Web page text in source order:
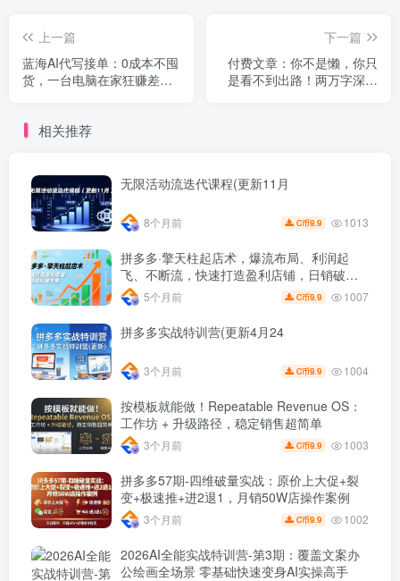
上一篇
蓝海AI代写接单：0成本不囤
货，一台电脑在家狂赚差价
下一篇
付费文章：你不是懒，你只
是看不到出路！两万字深度
相关推荐
无限活动流迭代课程(更新11月
8个月前 C币9.9 1013
拼多多·擎天柱起店术，爆流布局、利润起
飞、不断流，快速打造盈利店铺，日销破千
单(更新5个月前 C币9.9 1007
拼多多实战特训营(更新4月24
3个月前 C币9.9 1004
按模板就能做！Repeatable Revenue OS：
工作坊 + 升级路径，稳定销售超简单
3个月前 C币9.9 1003
拼多多57期-四维破量实战：原价上大促+裂
变+极速推+进2退1，月销50W店操作案例
3个月前 C币9.9 1002
2026AI全能实战特训营-第3期：覆盖文案办
公绘画全场景 零基础快速变身AI实操高手